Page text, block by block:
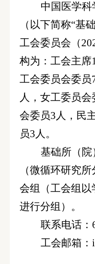
中国医学
（以下简称“基
工会委员会 （
构为 ：工会主席
工会委员会委员
人 ，女工委员会
会委员3人 ， 民
员3人。
基础所（院
（微循环研究所
会组
（工会组以
进行分组）。
联系电话：
工会邮箱：